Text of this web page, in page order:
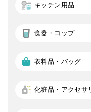
キッチン用品
食器・コップ
衣料品・バッグ
化粧品・アクセサ